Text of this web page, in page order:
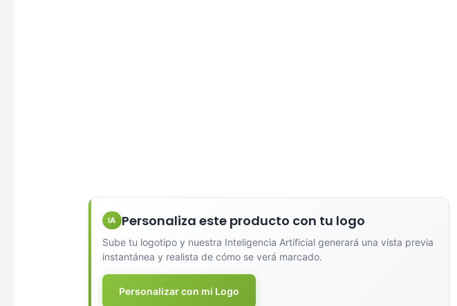
IA Personaliza este producto con tu logo
Sube tu logotipo y nuestra Inteligencia Artificial generará una vista previa
instantánea y realista de cómo se verá marcado.
Personalizar con mi Logo
Diseñador de Vistas
Arrastra y